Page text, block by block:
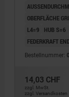
OBERFLÄCHE
L4=9
HUB S=6
FEDERKRAFT
Bestellnummer:
14,03 CHF
zzgl. MwSt.
zzgl. Versandkosten